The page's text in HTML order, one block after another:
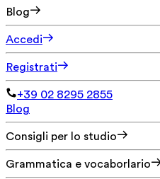
Blog
Accedi
Registrati
+39 02 8295 2855
Blog
Consigli per lo studio
Grammatica e vocaborlario